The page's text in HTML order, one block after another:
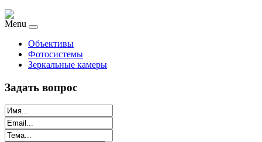
Menu
Объективы
Фотосистемы
Зеркальные камеры
Задать вопрос